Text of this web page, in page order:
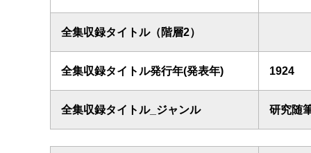
全集収録タイトル（階層2）
全集収録タイトル発行年(発表年) 1924
全集収録タイトル_ジャンル 研究随